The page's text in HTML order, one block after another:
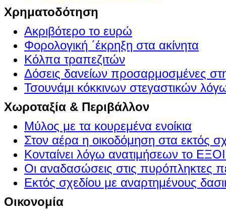
Χρηματοδότηση
Ακριβότερο το ευρώ
Φορολογική ΄έκρηξη στα ακίνητα
Κόλπα τραπεζιτών
Δόσεις δανείων προσαρμοσμένες
Τσουνάμι κόκκινων στεγαστικών
Χωροταξία & Περιβάλλον
Μύλος με τα κουρεμένα ενοίκια
Στον αέρα η οικοδόμηση στα εκτός
Κονταίνει λόγω ανατιμήσεων το
Οι αναδασώσεις στις πυρόπληκτες
Εκτός σχεδίου με αναρτημένους
Οικονομία